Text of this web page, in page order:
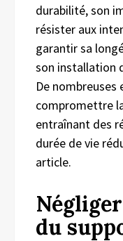
durabilité, son
résister aux
garantir sa
son installation
De
compromettre
entraînant des
durée de vie
article.
du